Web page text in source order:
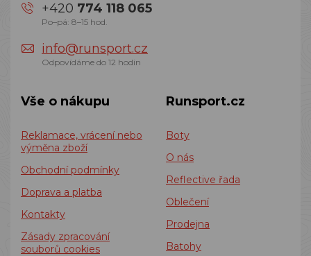
+420 774 118 065
Po–pá: 8–15 hod.
info@runsport.cz
Odpovídáme do 12 hodin
Vše o nákupu
Reklamace, vrácení nebo
výměna zboží
Obchodní podmínky
Doprava a platba
Kontakty
Zásady zpracování
souborů cookies
Runsport.cz
Boty
O nás
Reflective řada
Oblečení
Prodejna
Batohy